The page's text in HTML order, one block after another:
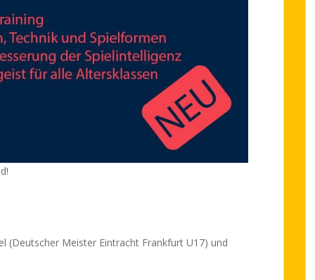
(Deutscher Meister Eintracht Frankfurt U17) und